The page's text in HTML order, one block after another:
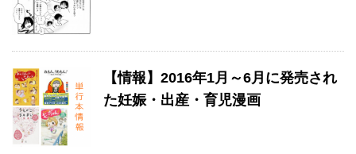
【情報】2016年1月～6月に発売され
た妊娠・出産・育児漫画